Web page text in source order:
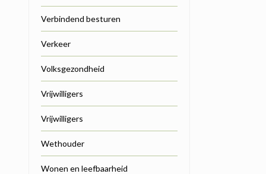
Verbindend besturen
Verkeer
Volksgezondheid
Vrijwilligers
Vrijwilligers
Wethouder
Wonen en leefbaarheid